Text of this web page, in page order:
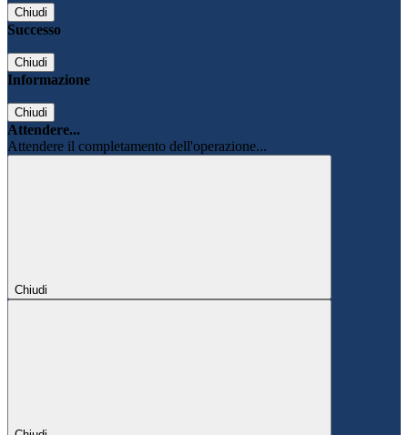
Chiudi
Successo
Chiudi
Informazione
Chiudi
Attendere...
Attendere il completamento dell'operazione...
Chiudi